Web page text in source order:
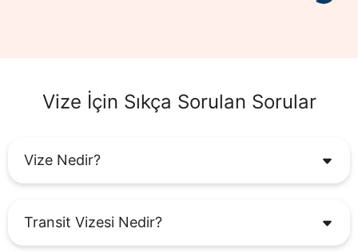
Vize İçin Sıkça Sorulan Sorular
Vize Nedir?
Transit Vizesi Nedir?